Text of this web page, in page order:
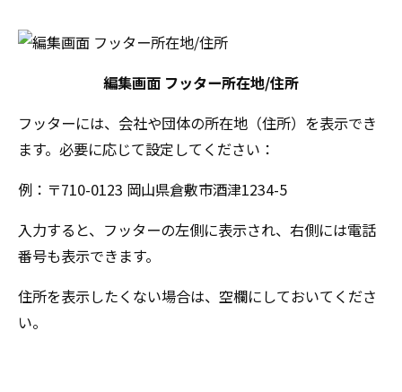
編集画面 フッター所在地/住所
フッターには、会社や団体の所在地（住所）を表示でき
ます。必要に応じて設定してください：
例：〒710-0123 岡山県倉敷市酒津1234-5
入力すると、フッターの左側に表示され、右側には電話
番号も表示できます。
住所を表示したくない場合は、空欄にしておいてくださ
い。